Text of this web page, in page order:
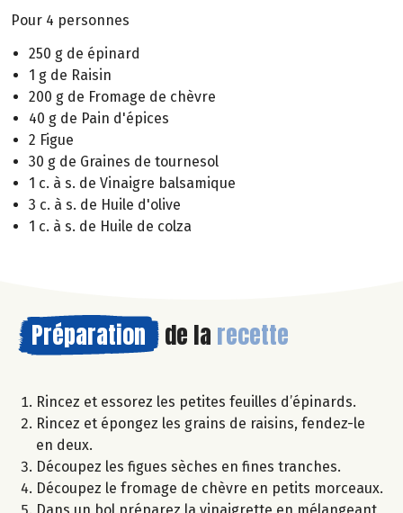
Pour 4 personnes
250 g de épinard
1 g de Raisin
200 g de Fromage de chèvre
40 g de Pain d'épices
2 Figue
30 g de Graines de tournesol
1 c. à s. de Vinaigre balsamique
3 c. à s. de Huile d'olive
1 c. à s. de Huile de colza
Préparation de la recette
Rincez et essorez les petites feuilles d’épinards.
Rincez et épongez les grains de raisins, fendez-le
en deux.
Découpez les figues sèches en fines tranches.
Découpez le fromage de chèvre en petits morceaux.